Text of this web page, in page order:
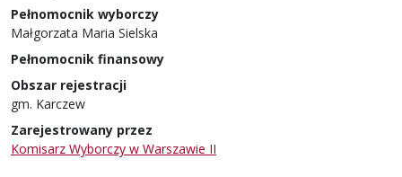
Pełnomocnik wyborczy
Małgorzata Maria Sielska
Pełnomocnik finansowy
Obszar rejestracji
gm. Karczew
Zarejestrowany przez
Komisarz Wyborczy w Warszawie II